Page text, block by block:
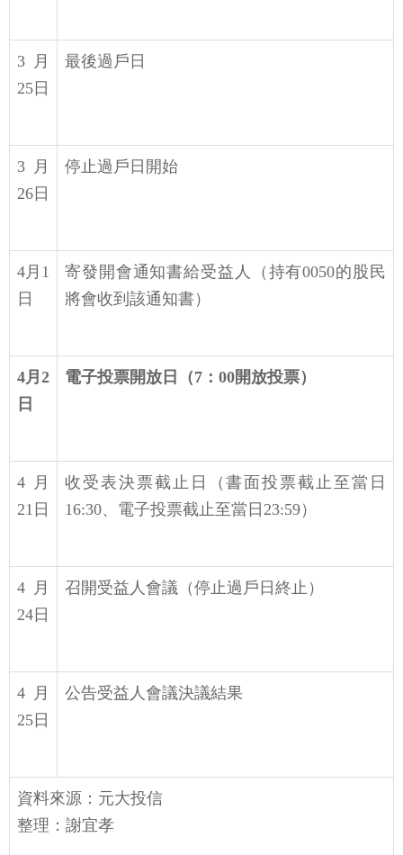
3月
25日
最後過戶日
3月
26日
停止過戶日開始
4月1
日
寄發開會通知書給受益人（持有0050的股民
將會收到該通知書）
4月2
日
電子投票開放日（7：00開放投票）
4月
21日
收受表決票截止日（書面投票截止至當日
16:30、電子投票截止至當日23:59）
4月
24日
召開受益人會議（停止過戶日終止）
4月
25日
公告受益人會議決議結果
資料來源：元大投信
整理：謝宜孝